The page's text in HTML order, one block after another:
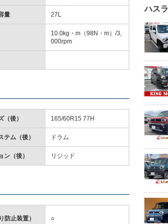
量 27L
10.0kg・m（98N・m）/3,
000rpm
（後） 165/60R15 77H
テム（後） ドラム
ン（後） リジッド
防止装置） ○
ハス